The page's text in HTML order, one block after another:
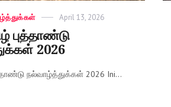
Posted
April 13, 2026
புத்தாண்டு
2026
நல்வாழ்த்துக்கள் 2026 Ini...